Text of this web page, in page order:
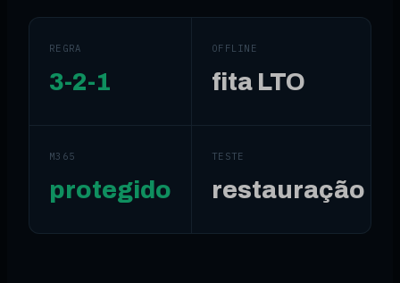
REGRA
3-2-1
OFFLINE
fita LTO
M365
protegido
TESTE
restauração